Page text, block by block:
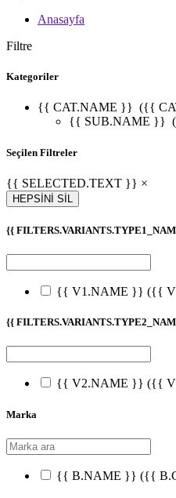
Anasayfa
Filtre
Kategoriler
{{ CAT.NAME }} ({{
{{ SUB.NAME }}
Seçilen Filtreler
{{ SELECTED.TEXT }} ×
HEPSİNİ SİL
{{
{{ V1.NAME }} ({{
{{
{{ V2.NAME }} ({{
Marka
{{ B.NAME }} ({{